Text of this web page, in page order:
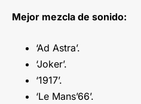
Mejor mezcla de sonido:
‘Ad Astra’.
‘Joker’.
‘1917’.
‘Le Mans’66’.